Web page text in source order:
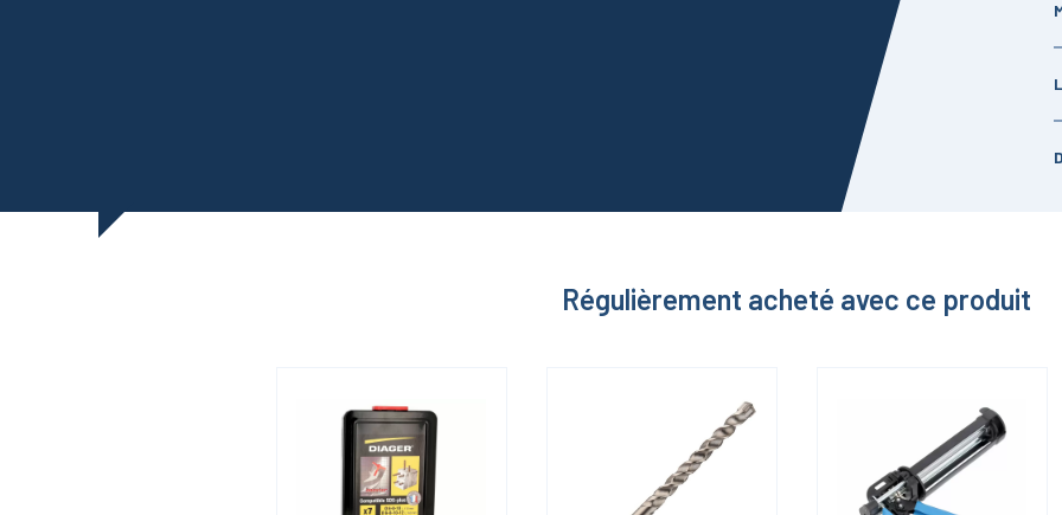
Régulièrement acheté avec ce produit